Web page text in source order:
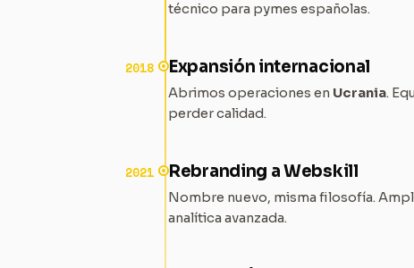
técnico para pymes españolas.
2018 Expansión internacional
Abrimos operaciones en Ucrania.
perder calidad.
2021 Rebranding a Webskill
Nombre nuevo, misma filosofía.
analítica avanzada.